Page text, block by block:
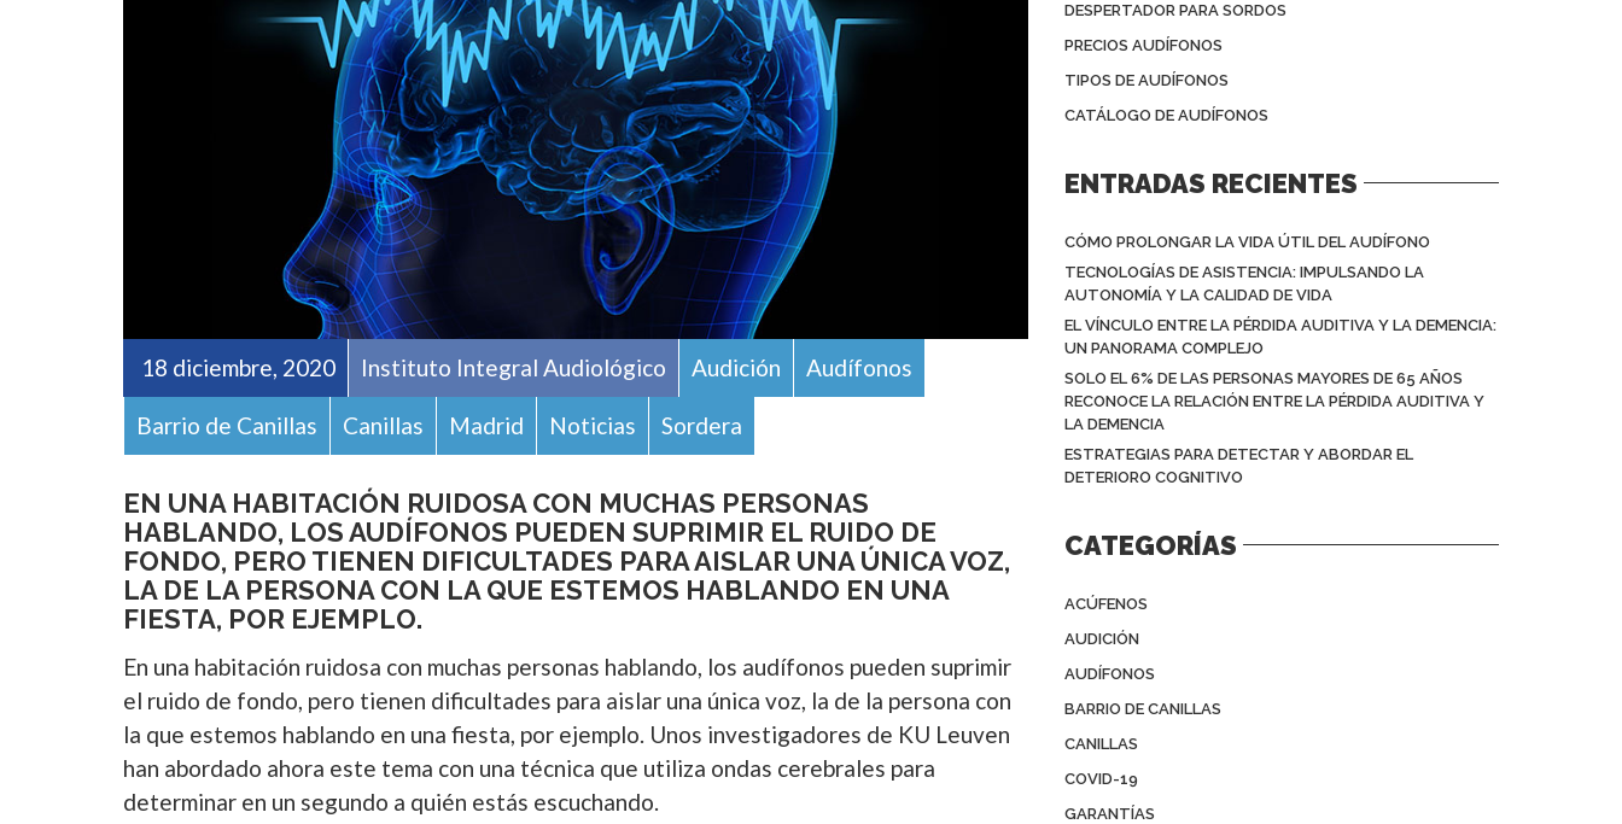
18 diciembre, 2020 Instituto Integral Audiológico Audición Audífonos
Barrio de Canillas Canillas Madrid Noticias Sordera
EN UNA HABITACIÓN RUIDOSA CON MUCHAS PERSONAS
HABLANDO, LOS AUDÍFONOS PUEDEN SUPRIMIR EL RUIDO DE
FONDO, PERO TIENEN DIFICULTADES PARA AISLAR UNA ÚNICA VOZ,
LA DE LA PERSONA CON LA QUE ESTEMOS HABLANDO EN UNA
FIESTA, POR EJEMPLO.
En una habitación ruidosa con muchas personas hablando, los audífonos pueden suprimir
el ruido de fondo, pero tienen dificultades para aislar una única voz, la de la persona con
la que estemos hablando en una fiesta, por ejemplo. Unos investigadores de KU Leuven
han abordado ahora este tema con una técnica que utiliza ondas cerebrales para
determinar en un segundo a quién estás escuchando.
DESPERTADOR PARA SORDOS
PRECIOS AUDÍFONOS
TIPOS DE AUDÍFONOS
CATÁLOGO DE AUDÍFONOS
ENTRADAS RECIENTES
CÓMO PROLONGAR LA VIDA ÚTIL DEL AUDÍFONO
TECNOLOGÍAS DE ASISTENCIA: IMPULSANDO LA
AUTONOMÍA Y LA CALIDAD DE VIDA
EL VÍNCULO ENTRE LA PÉRDIDA AUDITIVA Y LA DEMENCIA:
UN PANORAMA COMPLEJO
SOLO EL 6% DE LAS PERSONAS MAYORES DE 65 AÑOS
RECONOCE LA RELACIÓN ENTRE LA PÉRDIDA AUDITIVA Y
LA DEMENCIA
ESTRATEGIAS PARA DETECTAR Y ABORDAR EL
DETERIORO COGNITIVO
CATEGORÍAS
ACÚFENOS
AUDICIÓN
AUDÍFONOS
BARRIO DE CANILLAS
CANILLAS
COVID-19
GARANTÍAS